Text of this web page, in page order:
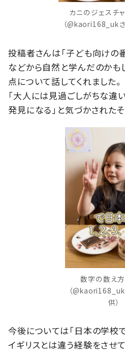
カニのジェスチ
（@kaori168_ukさ
投稿者さんは「子ども向けの
などから自然と学んだのかも
点について話してくれました。
「大人には見過ごしがちな違
発見になる」と気づかされたそ
数字の数え
（
供）
今後については「日本の学校
イギリスとは違う経験をさせ